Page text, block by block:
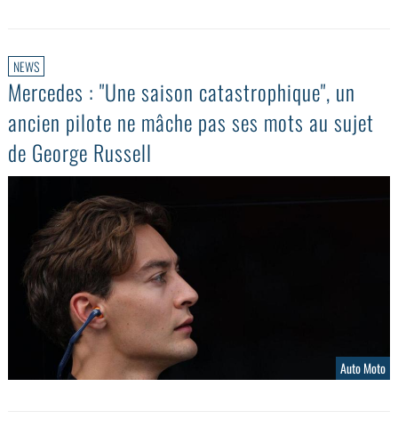
NEWS
Mercedes : "Une saison catastrophique", un
ancien pilote ne mâche pas ses mots au sujet
de George Russell
Auto Moto